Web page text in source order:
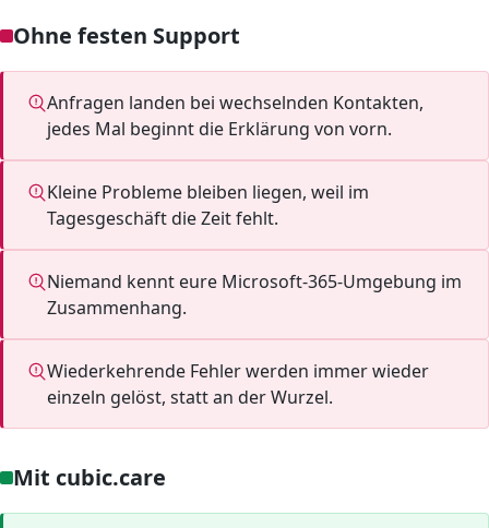
Ohne festen Support
Anfragen landen bei wechselnden Kontakten,
jedes Mal beginnt die Erklärung von vorn.
Kleine Probleme bleiben liegen, weil im
Tagesgeschäft die Zeit fehlt.
Niemand kennt eure Microsoft-365-Umgebung im
Zusammenhang.
Wiederkehrende Fehler werden immer wieder
einzeln gelöst, statt an der Wurzel.
Mit cubic.care